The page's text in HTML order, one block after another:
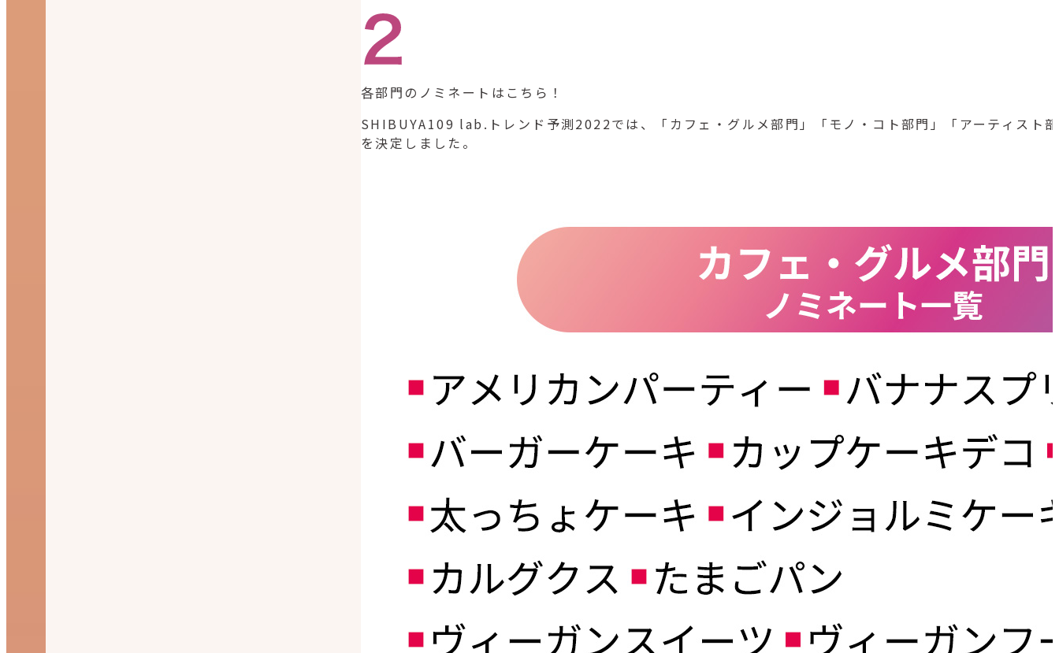
各部門のノミネートはこちら！
SHIBUYA109 lab.トレンド予測2022では、「カフェ・グルメ部門」「モノ・コト部門」「アーティスト
を決定しました。